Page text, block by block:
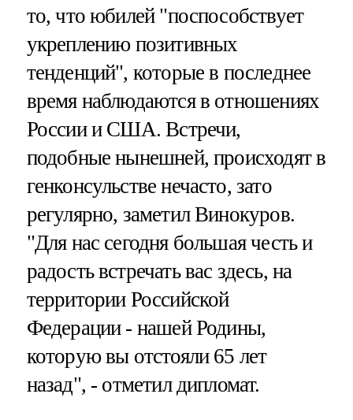
то, что юбилей "поспособствует
укреплению позитивных
тенденций", которые в последнее
время наблюдаются в отношениях
России и США. Встречи,
подобные нынешней, происходят в
генконсульстве нечасто, зато
регулярно, заметил Винокуров.
"Для нас сегодня большая честь и
радость встречать вас здесь, на
территории Российской
Федерации - нашей Родины,
которую вы отстояли 65 лет
назад", - отметил дипломат.